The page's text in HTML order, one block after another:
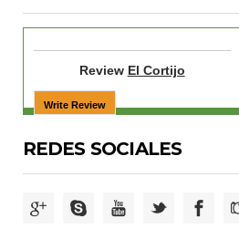
Review El Cortijo
REDES SOCIALES